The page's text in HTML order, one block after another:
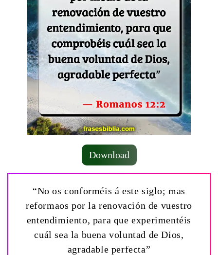
Download
“No os conforméis á este siglo; mas
reformaos por la renovación de vuestro
entendimiento, para que experimentéis
cuál sea la buena voluntad de Dios,
agradable perfecta”